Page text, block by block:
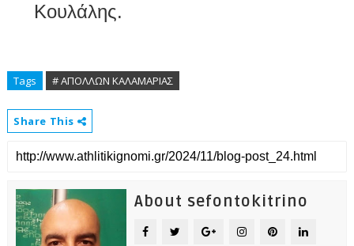
Κουλάλης.
Tags # ΑΠΟΛΛΩΝ ΚΑΛΑΜΑΡΙΑΣ
Share This
About sefontokitrino